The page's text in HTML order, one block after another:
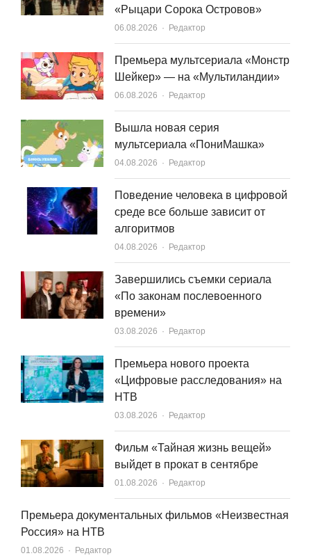
«Рыцари Сорока Островов»
06.08.2026 Author
Редактор
Премьера мультсериала «Монстр
Шейкер» — на «Мультиландии»
06.08.2026 Author
Редактор
Вышла новая серия
мультсериала «ПониМашка»
04.08.2026 Author
Редактор
Поведение человека в цифровой
среде все больше зависит от
алгоритмов
04.08.2026 Author
Редактор
Завершились съемки сериала
«По законам послевоенного
времени»
03.08.2026 Author
Редактор
Премьера нового проекта
«Цифровые расследования» на
НТВ
03.08.2026 Author
Редактор
Фильм «Тайная жизнь вещей»
выйдет в прокат в сентябре
01.08.2026 Author
Редактор
Премьера документальных фильмов «Неизвестная
Россия» на НТВ
01.08.2026 Author
Редактор